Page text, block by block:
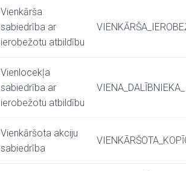
Vienkārša
sabiedrība ar
ierobežotu atbildību
Vienlocekļa
sabiedrība ar
ierobežotu atbildību
Vienkāršota akciju
sabiedrība